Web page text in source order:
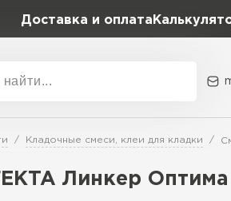
Доставка и оплата
Плотность
D400
Кладочные смеси, клеи для кладки
Линкер